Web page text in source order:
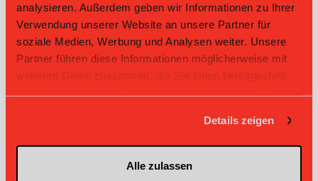
analysieren. Außerdem geben wir Informationen zu Ihrer
Verwendung unserer Website an unsere Partner für
soziale Medien, Werbung und Analysen weiter. Unsere
Partner führen diese Informationen möglicherweise mit
weiteren Daten zusammen, die Sie ihnen bereitgestellt
Details zeigen
Alle zulassen